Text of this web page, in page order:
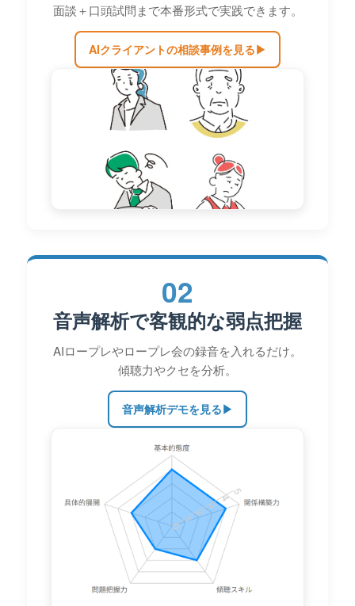
面談＋口頭試問まで本番形式で実践できます。
AIクライアントの相談事例を見る▶
02
音声解析で客観的な弱点把握
AIロープレやロープレ会の録音を入れるだけ。
傾聴力やクセを分析。
音声解析デモを見る▶